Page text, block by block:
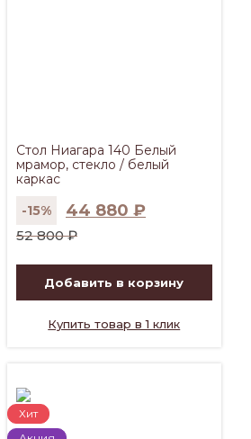
Стол Ниагара 140 Белый
мрамор, стекло / белый
каркас
52 800₽
Первоначальная
составляла
52
800 ₽.
44 880 ₽
Текущая
880 ₽.
-15%
Добавить в корзину
Купить товар в 1 клик
Хит